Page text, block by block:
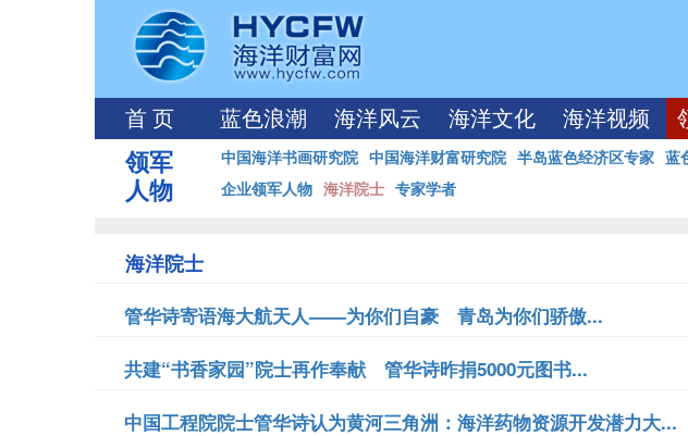
首 页 蓝色浪潮 海洋风云 海洋文化 海洋视频
领军
人物
中国海洋书画研究院 中国海洋财富研究院 半岛蓝色经济区专家 蓝
企业领军人物 海洋院士 专家学者
海洋院士
管华诗寄语海大航天人——为你们自豪 青岛为你们骄傲...
共建“书香家园”院士再作奉献 管华诗昨捐5000元图书...
中国工程院院士管华诗认为黄河三角洲：海洋药物资源开发潜力大...